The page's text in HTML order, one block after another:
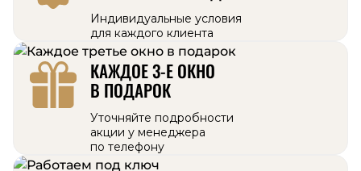
Индивидуальные условия
для каждого клиента
КАЖДОЕ 3-Е ОКНО
В ПОДАРОК
Уточняйте подробности
акции у менеджера
по телефону